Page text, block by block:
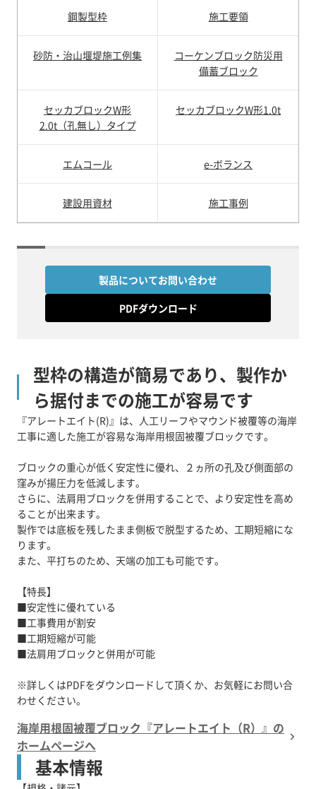
鋼製型枠 施工要領
砂防・治山堰堤施工例集
コーケンブロック防災用
備蓄ブロック
セッカブロックW形
2.0t（孔無し）タイプ
セッカブロックW形1.0t
エムコール e-ボランス
建設用資材 施工事例
製品についてお問い合わせ
PDFダウンロード
型枠の構造が簡易であり、製作か
ら据付までの施工が容易です
『アレートエイト(R)』は、人工リーフやマウンド被覆等の海岸
工事に適した施工が容易な海岸用根固被覆ブロックです。
ブロックの重心が低く安定性に優れ、２ヵ所の孔及び側面部の
窪みが揚圧力を低減します。
さらに、法肩用ブロックを併用することで、より安定性を高め
ることが出来ます。
製作では底板を残したまま側板で脱型するため、工期短縮にな
ります。
また、平打ちのため、天端の加工も可能です。
【特長】
■安定性に優れている
■工事費用が割安
■工期短縮が可能
■法肩用ブロックと併用が可能
※詳しくはPDFをダウンロードして頂くか、お気軽にお問い合
海岸用根固被覆ブロック『アレートエイト（R）』の
ホームページへ
基本情報